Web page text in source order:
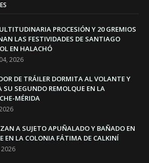
PROCESIÓN Y 20 GREMIOS
LAS FESTIVIDADES DE SANTIAGO
EN HALACHÓ
2026
DE TRÁILER DORMITA AL VOLANTE Y
SU SEGUNDO REMOLQUE EN LA
MÉRIDA
A SUJETO APUÑALADO Y BAÑADO EN
EN LA COLONIA FÁTIMA DE CALKINÍ
2026